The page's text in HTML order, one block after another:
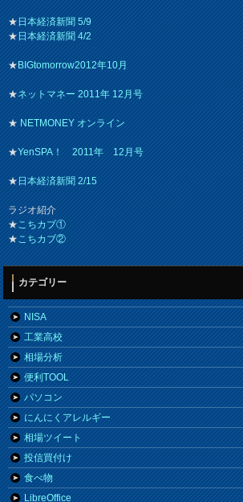
★日本経済新聞 5/9
★日本経済新聞 4/2
★BIGtomorrow2012年10月
★ネットマネー 2011年 12月号
★NETMONEY オンライン
★YenSPA！ 2011年 12月号
★日本経済新聞 2/15
ラジオ紹介
★こちカブ①
★こちカブ②
カテゴリー
NISA
工業高校
相場分析
便利TOOL
パソコン
にんにくアレルギー
相場ツイート
投信買付け
食べ物
LibreOffice